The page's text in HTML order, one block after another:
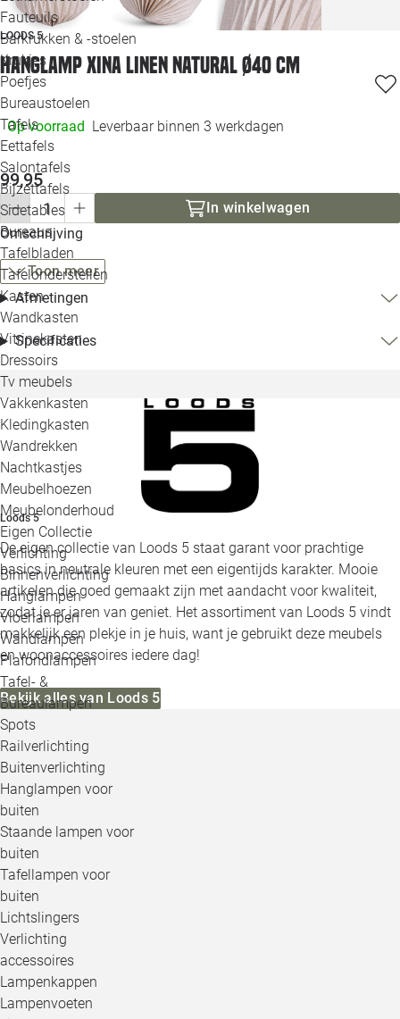
Fauteuils
Barkrukken & -stoelen
Krukjes
Poefjes
Bureaustoelen
Tafels
Eettafels
Salontafels
Bijzettafels
Sidetables
Bureaus
Tafelbladen
Tafelonderstellen
Kasten
Wandkasten
Vitrinekasten
Dressoirs
Tv meubels
Vakkenkasten
Kledingkasten
Wandrekken
Nachtkastjes
Meubelhoezen
Meubelonderhoud
Eigen Collectie
Verlichting
Binnenverlichting
Hanglampen
Vloerlampen
Wandlampen
Plafondlampen
Tafel- &
Bureaulampen
Spots
Railverlichting
Buitenverlichting
Hanglampen voor
buiten
Staande lampen voor
buiten
Tafellampen voor
buiten
Lichtslingers
Verlichting
accessoires
Lampenkappen
Lampenvoeten
LOODS 5
Hanglamp Xina linen natural Ø40 cm
Op voorraad Leverbaar binnen 3 werkdagen
99,95
In winkelwagen
Omschrijving
Toon meer
Afmetingen
Specificaties
Loods 5
De eigen collectie van Loods 5 staat garant voor prachtige
basics in neutrale kleuren met een eigentijds karakter. Mooie
artikelen die goed gemaakt zijn met aandacht voor kwaliteit,
zodat je er jaren van geniet. Het assortiment van Loods 5 vindt
makkelijk een plekje in je huis, want je gebruikt deze meubels
en woonaccessoires iedere dag!
Bekijk alles van Loods 5